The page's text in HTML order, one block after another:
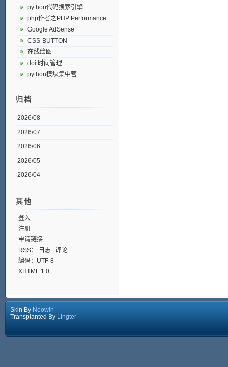
python代码搜索引擎
php作者之PHP Performance
Google AdSense
CSS-BUTTON
在线绘图
doit时间管理
python模块集中营
归档
2026/08
2026/07
2026/06
2026/05
2026/04
其他
登入
注册
申请链接
RSS：
日志| 评论
编码：UTF-8
XHTML 1.0
Skin By Neowin
Transplanted By Lingter